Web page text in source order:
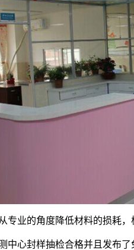
业的角度降低材料的损耗
心封样抽检合格并且发布